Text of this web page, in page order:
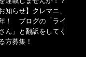
お知らせ】クレマニ、
！ ブログの「ライ
ん」と翻訳をしてく
方募集！